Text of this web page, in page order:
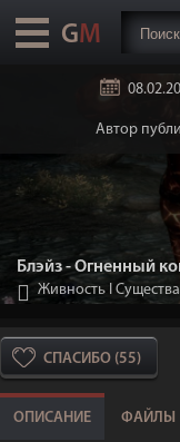
Автор
Блэйз - Огненный
Живность I Существа
СПАСИБО (55)
ОПИСАНИЕ ФАЙЛЫ